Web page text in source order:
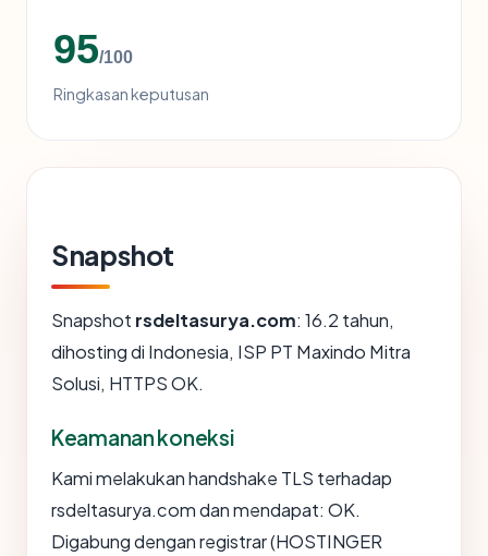
95/100
Ringkasan keputusan
Snapshot
Snapshot rsdeltasurya.com: 16.2 tahun,
dihosting di Indonesia, ISP PT Maxindo Mitra
Solusi, HTTPS OK.
Keamanan koneksi
Kami melakukan handshake TLS terhadap
rsdeltasurya.com dan mendapat: OK.
Digabung dengan registrar (HOSTINGER